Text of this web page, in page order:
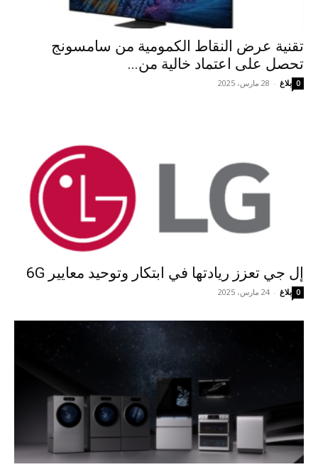
تقنية عرض النقاط الكمومية من سامسونج
تحصل على اعتماد خالية من...
بلاغ - 28 مارس، 2025 0
إل جي تعزز ريادتها في ابتكار وتوحيد معايير 6G
بلاغ - 24 مارس، 2025 0